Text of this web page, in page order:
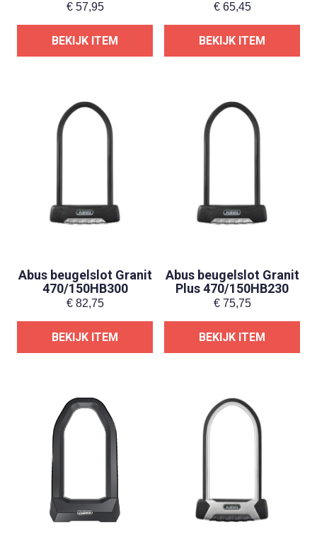
€57,95
BEKIJK ITEM
€65,45
BEKIJK ITEM
Abus beugelslot Granit
470/150HB300
€82,75
BEKIJK ITEM
Abus beugelslot Granit
Plus 470/150HB230
€75,75
BEKIJK ITEM